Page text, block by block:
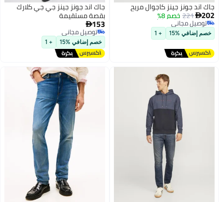
جاك اند جونز جينز كاجوال مريح
202
221خصم 8%
أقل سعر في 7 يوم
توصيل مجاني
أقل سعر في 7 يوم
خصم إضافي %15 + 1
جاك اند جونز جينز جي جي كلارك
بقصة مستقيمة
153
توصيل مجاني
توصيل مجاني
خصم إضافي %15 + 1